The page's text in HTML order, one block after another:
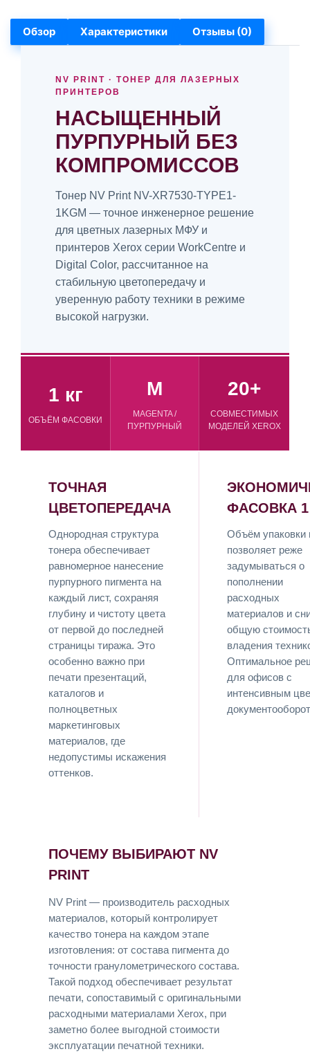
Обзор Характеристики Отзывы (0)
NV PRINT · ТОНЕР ДЛЯ ЛАЗЕРНЫХ
ПРИНТЕРОВ
НАСЫЩЕННЫЙ
ПУРПУРНЫЙ БЕЗ
КОМПРОМИССОВ
Тонер NV Print NV-XR7530-TYPE1-
1KGM — точное инженерное решение
для цветных лазерных МФУ и
принтеров Xerox серии WorkCentre и
Digital Color, рассчитанное на
стабильную цветопередачу и
уверенную работу техники в режиме
высокой нагрузки.
1 кг
ОБЪЁМ ФАСОВКИ
M
MAGENTA /
ПУРПУРНЫЙ
20+
СОВМЕСТИМЫХ
МОДЕЛЕЙ XEROX
ТОЧНАЯ
ЦВЕТОПЕРЕДАЧА
Однородная структура
тонера обеспечивает
равномерное нанесение
пурпурного пигмента на
каждый лист, сохраняя
глубину и чистоту цвета
от первой до последней
страницы тиража. Это
особенно важно при
печати презентаций,
каталогов и
полноцветных
маркетинговых
материалов, где
недопустимы искажения
оттенков.
ФАСОВКА 1
Объём упаковки
позволяет реже
задумываться о
пополнении
расходных
материалов и
общую
владения
Оптимальное
для офисов с
интенсивным
ПОЧЕМУ ВЫБИРАЮТ NV
PRINT
NV Print — производитель расходных
материалов, который контролирует
качество тонера на каждом этапе
изготовления: от состава пигмента до
точности гранулометрического состава.
Такой подход обеспечивает результат
печати, сопоставимый с оригинальными
расходными материалами Xerox, при
заметно более выгодной стоимости
эксплуатации печатной техники.